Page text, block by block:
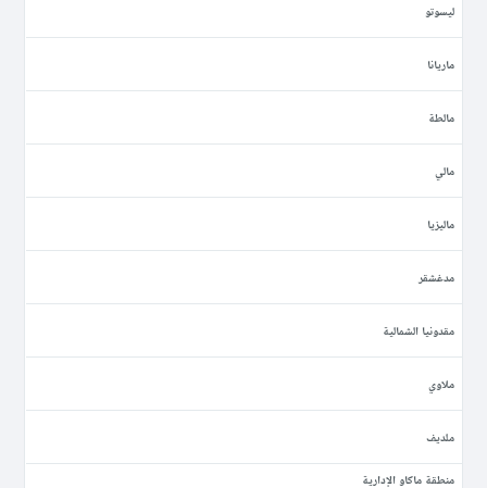
ليسوتو
ماريانا
مالطة
مالي
ماليزيا
مدغشقر
مقدونيا الشمالية
ملاوي
ملديف
منطقة ماكاو الإدارية